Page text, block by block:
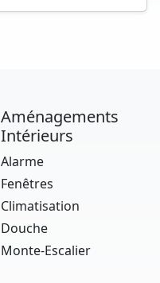
Aménagements
Intérieurs
Alarme
Fenêtres
Climatisation
Douche
Monte-Escalier